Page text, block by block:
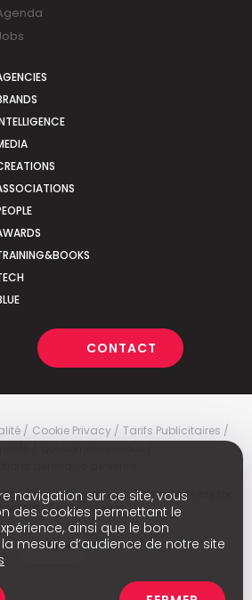
CONTACT
Cookie Privacy
Tarifs Publicitaires
- Media Marketing is not responsible for
of external sites.
Nl
navigation sur ce site, vous
des cookies permettant le
ainsi que le bon
mesure d’audience de notre site